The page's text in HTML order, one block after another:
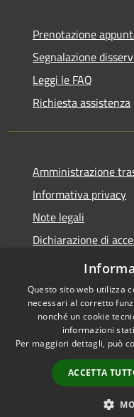
Prenotazione
Segnalazione
Leggi le FAQ
Richiesta assistenza
Amministrazione
Informativa privacy
Note legali
Dichiarazione di
Obiettivi accessibilità
Accessibilità
Questo sito web utilizza
necessari al corretto
nonché un cookie
informazioni
Per maggiori dettagli, può
ACCETTA